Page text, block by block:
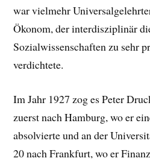
war vielmehr
Ökonom, der interdisziplinär
Sozialwissenschaften zu sehr
verdichtete.
Im Jahr 1927 zog es Peter
zuerst nach Hamburg, wo er
absolvierte und an der
20 nach Frankfurt, wo er